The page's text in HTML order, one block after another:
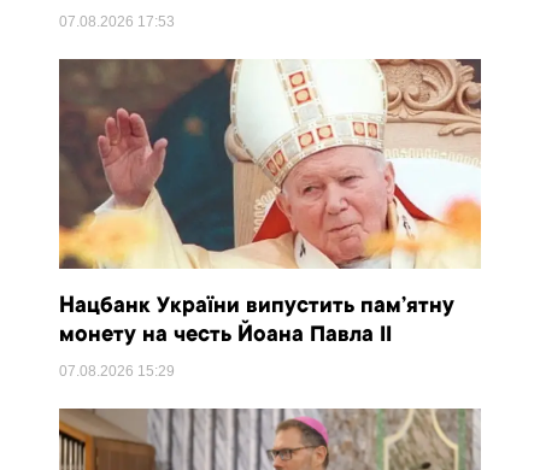
07.08.2026 17:53
Нацбанк України випустить пам’ятну
монету на честь Йоана Павла II
07.08.2026 15:29